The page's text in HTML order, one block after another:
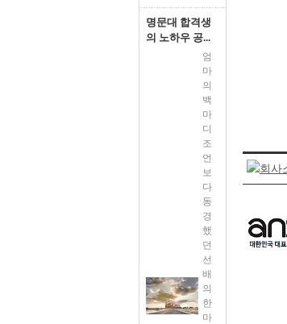
명문대 합격생
의 노하우 공...
엄
마
의
백
마
디
조
언
보
다
동
경
했
던
선
배
의
한
마